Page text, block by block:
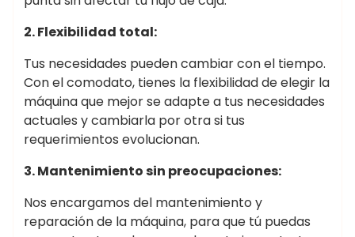
2. Flexibilidad total:
Tus necesidades pueden cambiar con el tiempo.
Con el comodato, tienes la flexibilidad de elegir la
máquina que mejor se adapte a tus necesidades
actuales y cambiarla por otra si tus
requerimientos evolucionan.
3. Mantenimiento sin preocupaciones:
Nos encargamos del mantenimiento y
reparación de la máquina, para que tú puedas